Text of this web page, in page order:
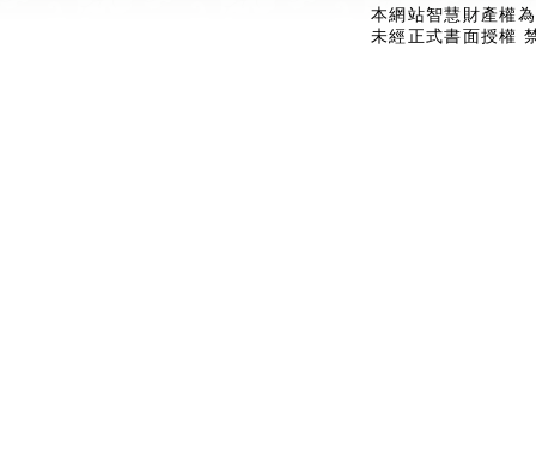
本網站智慧財產權
未經正式書面授權